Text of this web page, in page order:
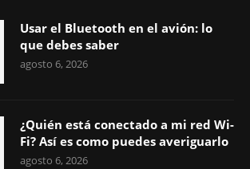
Usar el Bluetooth en el avión: lo
que debes saber
agosto 6, 2026
¿Quién está conectado a mi red Wi-
Fi? Así es como puedes averiguarlo
agosto 6, 2026